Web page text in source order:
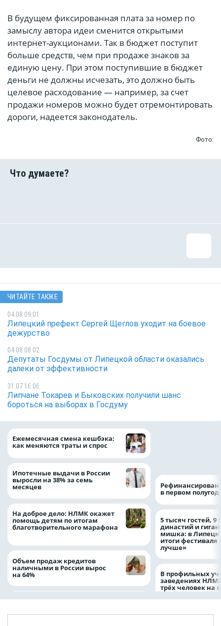
В будущем фиксированная плата за номер по
замыслу автора идеи сменится открытыми
интернет-аукционами. Так в бюджет поступит
больше средств, чем при продаже знаков за
единую цену. При этом поступившие в бюджет
деньги не должны исчезать, это должно быть
целевое расходование — например, за счет
продажи номеров можно будет отремонтировать
дороги, надеется законодатель.
Фото:
ЧИТАЙТЕ ТАКЖЕ
04.08 09:01
Липецкий префект Сергей Щеглов уходит на боевое
дежурство
04.08 08:02
Депутаты Госдумы от Липецкой области оказались
далеки от эффективности
31.07 16:06
Липчане Токарев и Быковских получили шанс
бороться на выборах в Госдуму
Ежемесячная смена кешбэка:
как меняются траты и спрос
Ипотечные выдачи в России
выросли на 38% за семь
месяцев
На доброе дело: НЛМК окажет
помощь детям по итогам
благотворительного марафона
Объем продаж кредитов
наличными в России вырос
на 64%
в первом
5 тысяч гостей, 9
династий и
мишка: в
итоги фестиваля
лучше»
В профильных
заведениях
трёх человек на